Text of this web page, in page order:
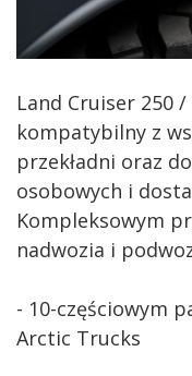
Land Cruiser 250
kompatybilny z
przekładni oraz
osobowych i
Kompleksowym
nadwozia i
- 10-częściowym
Arctic Trucks